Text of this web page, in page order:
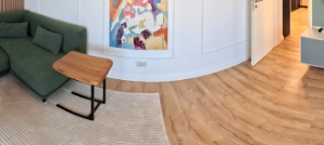
și autentică, lasă-ți
spre o vizionare.
nu ezita să mă contactezi!